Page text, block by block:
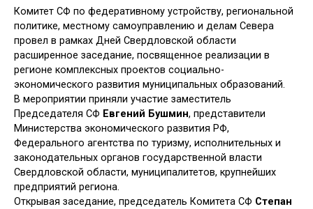
Комитет СФ по федеративному устройству, региональной
политике, местному самоуправлению и делам Севера
провел в рамках Дней Свердловской области
расширенное заседание, посвященное реализации в
регионе комплексных проектов социально-
экономического развития муниципальных образований.
В мероприятии приняли участие заместитель
Председателя СФ Евгений Бушмин, представители
Министерства экономического развития РФ,
Федерального агентства по туризму, исполнительных и
законодательных органов государственной власти
Свердловской области, муниципалитетов, крупнейших
предприятий региона.
Открывая заседание, председатель Комитета СФ Степан